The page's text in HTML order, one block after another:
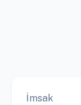
İmsak